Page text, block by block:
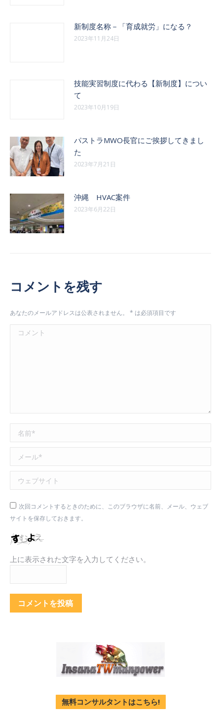
新制度名称－「育成就労」になる？
2023年11月24日
技能実習制度に代わる【新制度】につい
て
2023年10月19日
パストラMWO長官にご挨拶してきまし
た
2023年7月21日
沖縄 HVAC案件
2023年6月22日
コメントを残す
あなたのメールアドレスは公表されません。 * は必須項目です
コメント
名前 *
メール *
ウェブサイト
次回コメントするときのために、このブラウザに名前、メール、ウェブ
サイトを保存しておきます。
上に表示された文字を入力してください。
コメントを投稿
無料コンサルタントはこちら!